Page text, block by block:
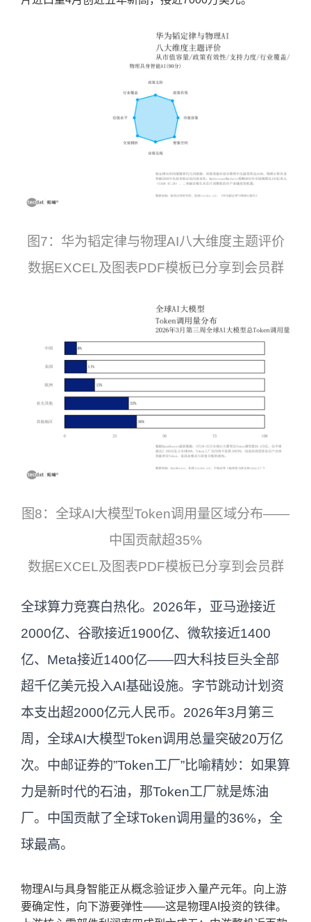
图7：华为韬定律与物理AI八大维度主题评价
数据EXCEL及图表PDF模板已分享到会员群
图8：全球AI大模型Token调用量区域分布——
中国贡献超35%
数据EXCEL及图表PDF模板已分享到会员群
全球算力竞赛白热化。2026年，亚马逊接近
2000亿、谷歌接近1900亿、微软接近1400
亿、Meta接近1400亿——四大科技巨头全部
超千亿美元投入AI基础设施。字节跳动计划资
本支出超2000亿元人民币。2026年3月第三
周，全球AI大模型Token调用总量突破20万亿
次。中邮证券的”Token工厂”比喻精妙：如果算
力是新时代的石油，那Token工厂就是炼油
厂。中国贡献了全球Token调用量的36%，全
球最高。
物理AI与具身智能正从概念验证步入量产元年。向上游
要确定性，向下游要弹性——这是物理AI投资的铁律。